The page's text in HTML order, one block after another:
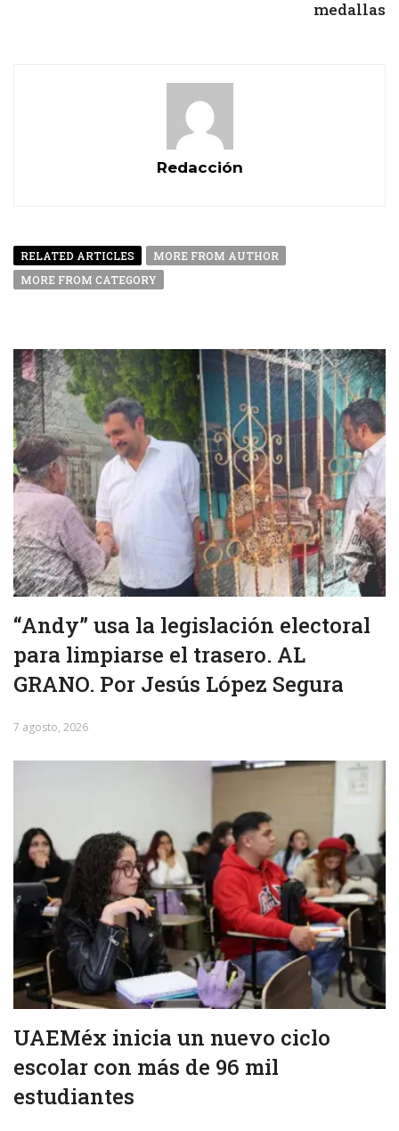
medallas
Redacción
RELATED ARTICLES
MORE FROM AUTHOR
MORE FROM CATEGORY
“Andy” usa la legislación electoral
para limpiarse el trasero. AL
GRANO. Por Jesús López Segura
7 agosto, 2026
UAEMéx inicia un nuevo ciclo
escolar con más de 96 mil
estudiantes